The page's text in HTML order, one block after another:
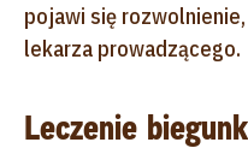
pojawi się
lekarza prowadzącego.
Leczenie